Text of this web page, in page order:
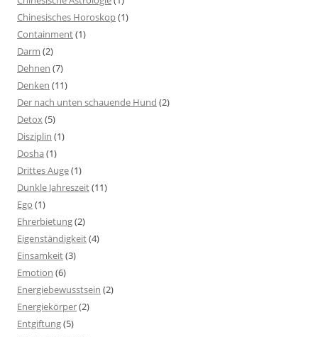
Chinesisches Horoskop(1)
Containment(1)
Darm (2)
Dehnen (7)
Denken (11)
Der nach unten schauende Hund (2)
Detox(5)
Disziplin (1)
Dosha(1)
Drittes Auge(1)
Dunkle Jahreszeit(11)
Ego (1)
Ehrerbietung(2)
Eigenständigkeit(4)
Einsamkeit(3)
Emotion (6)
Energiebewusstsein (2)
Energiekörper(2)
Entgiftung(5)